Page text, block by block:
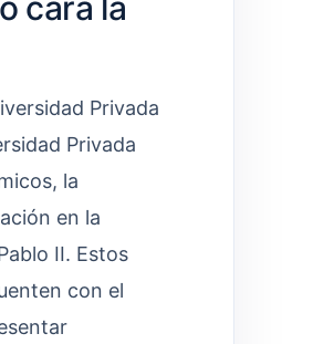
cara la
Privada
Privada
la
en la
II. Estos
con el